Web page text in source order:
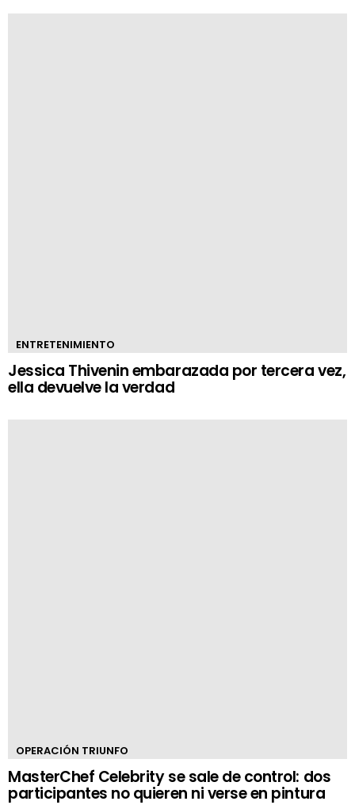
ENTRETENIMIENTO
Jessica Thivenin embarazada por tercera vez,
ella devuelve la verdad
OPERACIÓN TRIUNFO
MasterChef Celebrity se sale de control: dos
participantes no quieren ni verse en pintura